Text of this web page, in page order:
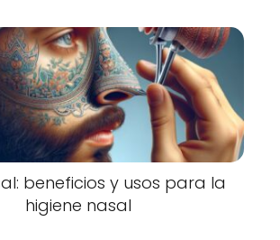
beneficios y usos para la
higiene nasal